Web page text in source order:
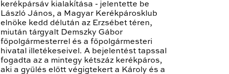
kerékpársáv kialakítása - jelentette be
László János, a Magyar Kerékpárosklub
elnöke kedd délután az Erzsébet téren,
miután tárgyalt Demszky Gábor
főpolgármesterrel és a főpolgármesteri
hivatal illetékeseivel. A bejelentést tapssal
fogadta az a mintegy kétszáz kerékpáros,
aki a gyűlés előtt végigtekert a Károly és a